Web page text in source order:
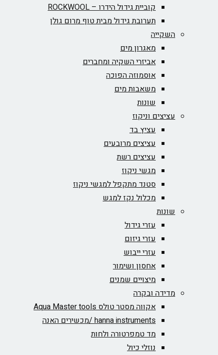
קוביית גידול הידרו – ROCKWOOL‏
תערובת גידול מבית טוף מרום גולן
השקייה
מאגרון מים
אביזרי השקיה ומחברים
אוסמוזה הפוכה
משאבות מים
שונות
עציצים וניקוז
עציץ בד
עציצים מרובעים
עציצים רשת
מגשי ניקוז
סטנד מתקפל למגשי ניקוז
מכלול נקז למגש
שונות
עזרי גידול
עזרי גיזום
עזרי ייבוש
אחסון ושימור
מיצויים שמנים
מדידה ובקרה
אקווה מסטר טולס Aqua Master tools
hanna instruments /מכשירים האנה
מד טמפרטורה ולחות
נוזלי כיול